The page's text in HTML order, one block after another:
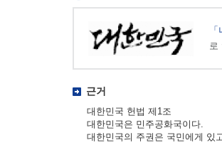
로
근거
대한민국 헌법 제1조
대한민국은 민주공화국이다.
대한민국의 주권은 국민에게 있